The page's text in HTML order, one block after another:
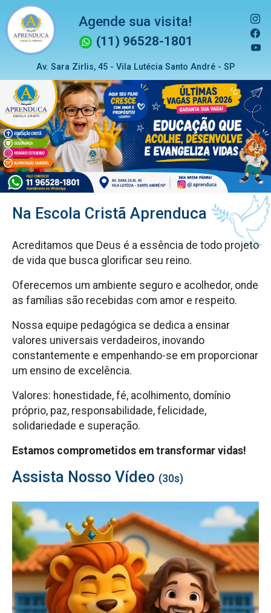
Agende sua visita!
(11) 96528-1801
Av. Sara Zirlis, 45 - Vila Lutécia Santo André - SP
Previous Next
Na Escola Cristã Aprenduca
Acreditamos que Deus é a essência de todo projeto
de vida que busca glorificar seu reino.
Oferecemos um ambiente seguro e acolhedor, onde
as famílias são recebidas com amor e respeito.
Nossa equipe pedagógica se dedica a ensinar
valores universais verdadeiros, inovando
constantemente e empenhando-se em proporcionar
um ensino de excelência.
Valores: honestidade, fé, acolhimento, domínio
próprio, paz, responsabilidade, felicidade,
solidariedade e superação.
Estamos comprometidos em transformar vidas!
Assista Nosso Vídeo (30s)